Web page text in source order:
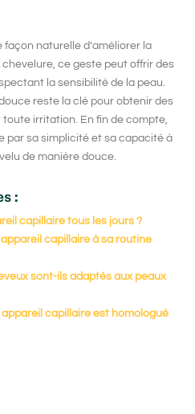
naturelle d’améliorer la
ce geste peut offrir des
la sensibilité de la peau.
reste la clé pour obtenir des
irritation. En fin de compte,
par sa simplicité et sa capacité à
de manière douce.
:
capillaire tous les jours ?
capillaire à sa routine
sont-ils adaptés aux peaux
capillaire est homologué